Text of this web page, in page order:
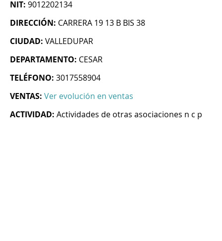
NIT: 9012202134
DIRECCIÓN: CARRERA 19 13 B BIS 38
CIUDAD: VALLEDUPAR
DEPARTAMENTO: CESAR
TELÉFONO: 3017558904
VENTAS: Ver evolución en ventas
ACTIVIDAD: Actividades de otras asociaciones n c p